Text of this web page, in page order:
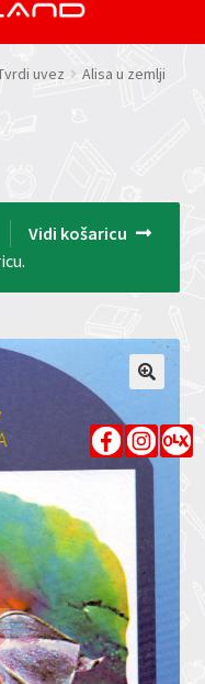
uvez
Alisa u zemlji
Vidi košaricu